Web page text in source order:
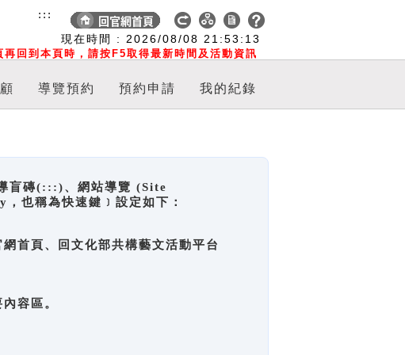
現在時間 : 2026/08/08 21:53:14
再回到本頁時，請按F5取得最新時間及活動資訊
:::
導覽預約 預約申請 我的紀錄
盲磚(:::)、網站導覽 (Site
也稱為快速鍵﹞設定如下：
頁、回文化部共構藝文活動平台
容區。